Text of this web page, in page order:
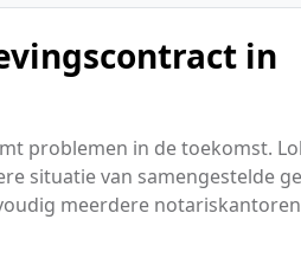
in
problemen in de toekomst.
situatie van samengestelde
meerdere